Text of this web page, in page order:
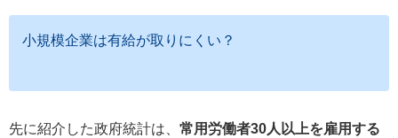
小規模企業は有給が取りにくい？
先に紹介した政府統計は、 常用労働者30人以上を雇用する